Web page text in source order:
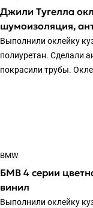
Джили Тугелла
шумоизоляция,
Выполнили оклейку
полиуретан. Сделали
покрасили трубы.
BMW
БМВ 4 серии
винил
Выполнили оклейку